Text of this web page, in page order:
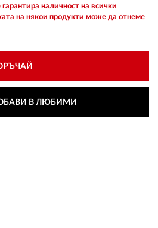
наличност на всички
на някои продукти може да отнеме
В ЛЮБИМИ